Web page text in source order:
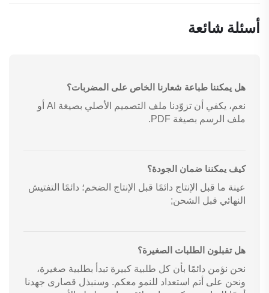
أسئلة شائعة
هل يمكننا طباعة شعارنا الخاص على المضربات؟
نعم، يكفي أن تزوّدنا ملف التصميم الأصلي بصيغة AI أو
ملف الرسم بصيغة PDF.
كيف يمكننا ضمان الجودة؟
عينة ما قبل الإنتاج دائمًا قبل الإنتاج الضخم؛ دائمًا التفتيش
النهائي قبل الشحن;
هل تقبلون الطلبات الصغيرة؟
نحن نؤمن دائمًا بأن كل طلبية كبيرة تبدأ بطلبية صغيرة،
ونحن على أتم استعداد للنمو معكم. وسنبذل قصارى جهدنا